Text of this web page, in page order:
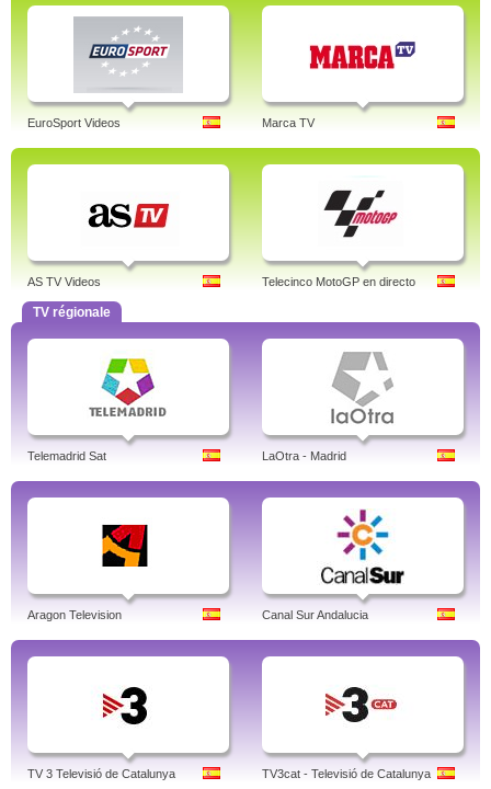
EuroSport Videos Marca TV
AS TV Videos Telecinco MotoGP en directo
TV régionale
Telemadrid Sat LaOtra - Madrid
Aragon Television Canal Sur Andalucia
TV 3 Televisió de Catalunya TV3cat - Televisió de Catalunya